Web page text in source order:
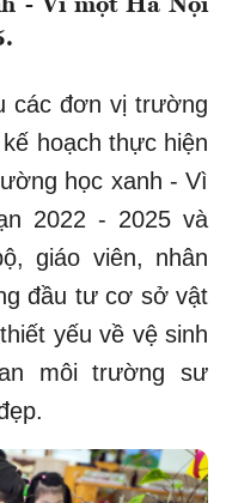
- Vì một Hà Nội
các đơn vị trường
hoạch thực hiện
học xanh - Vì
2022 - 2025 và
giáo viên, nhân
đầu tư cơ sở vật
yếu về vệ sinh
môi trường sư